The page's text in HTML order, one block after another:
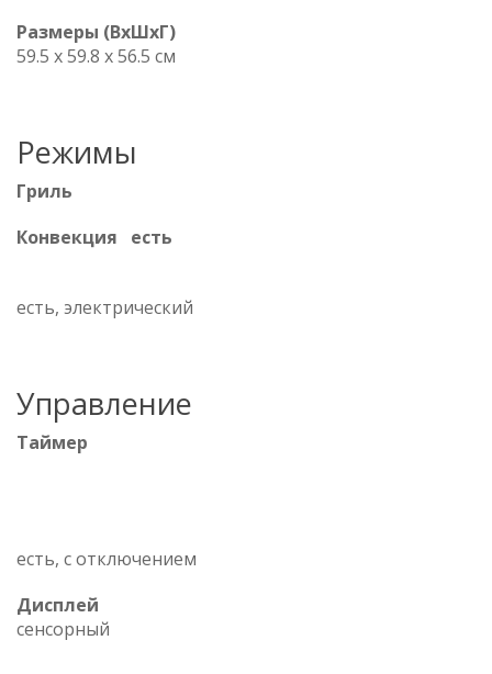
Размеры (ВхШхГ)
59.5 х 59.8 x 56.5 см
Режимы
Гриль
Конвекция есть
есть, электрический
Управление
Таймер
есть, с отключением
Дисплей
сенсорный